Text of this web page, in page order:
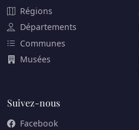
Régions
Départements
Communes
Musées
Suivez-nous
Facebook